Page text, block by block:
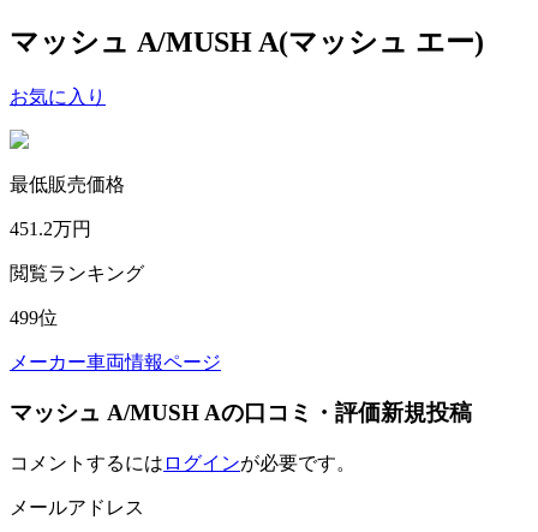
マッシュ A/MUSH A(マッシュ エー)
お気に入り
最低販売価格
451.2万円
閲覧ランキング
499位
メーカー車両情報ページ
マッシュ A/MUSH Aの口コミ・評価新規投稿
コメントするには ログインが必要です。
メールアドレス